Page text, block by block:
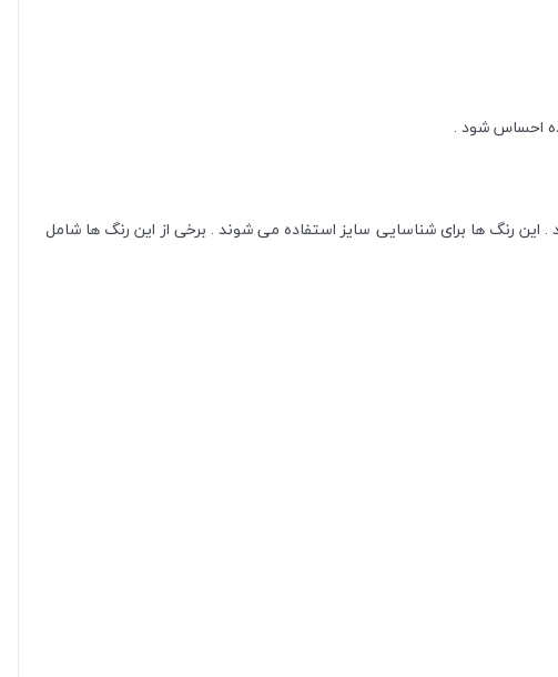
احساس شود .
گاواژ برای نوع یکبار مصرف (به تشخیص پزشکی زمان بیشتر حداکثر ۲۴ ساعت) کاربرد دارند . این رنگ ها برای شناسایی سایز استفاده می شوند . برخی از این رنگ ها شامل